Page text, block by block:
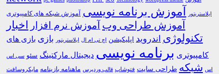
ایلاستریتور آموزش برنامه نویسی آموزش شبکه های کامپیوتری
آموزش طراحی وب آموزش نرم افزار اخبار
تکنولوژی اندروید اپلیکیشن اچ تی ام ال ایلاستریتور بازی بازی های
کامپیوتری برنامه نویسی دیجیتال مارکتینگ سئو سی اس
اس شبکه طراحی سایت فتوشاپ قالب وردپرس ماهنامه بازینامه مایکروسافت